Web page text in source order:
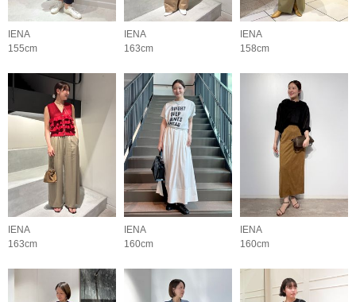
IENA
155cm
IENA
163cm
IENA
158cm
IENA
163cm
IENA
160cm
IENA
160cm